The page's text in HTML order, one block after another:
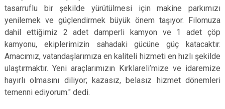
tasarruflu bir şekilde yürütülmesi için makine parkımızı
yenilemek ve güçlendirmek büyük önem taşıyor. Filomuza
dahil ettiğimiz 2 adet damperli kamyon ve 1 adet çöp
kamyonu, ekiplerimizin sahadaki gücüne güç katacaktır.
Amacımız, vatandaşlarımıza en kaliteli hizmeti en hızlı şekilde
ulaştırmaktır. Yeni araçlarımızın Kırklareli’mize ve idaremize
hayırlı olmasını diliyor; kazasız, belasız hizmet dönemleri
temenni ediyorum." dedi.